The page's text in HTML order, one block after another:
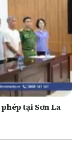
tại Sơn La